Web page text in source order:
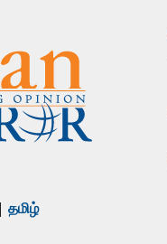
| தமிழ்